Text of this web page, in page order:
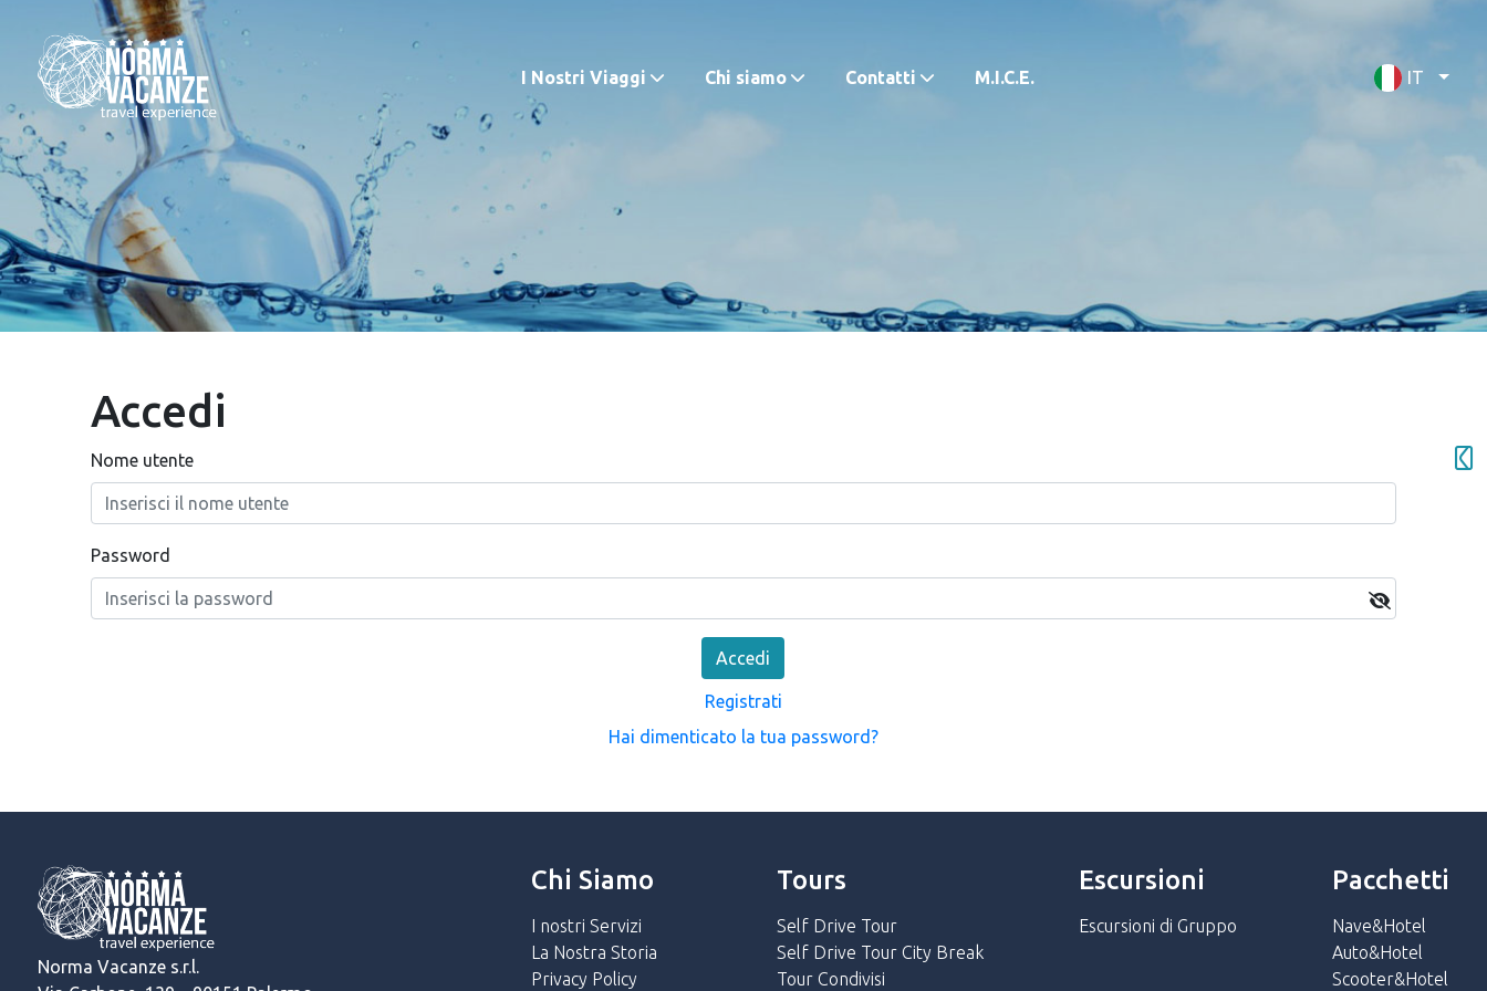
I Nostri Viaggi Chi siamo Contatti M.I.C.E. IT
Accedi
Nome utente
Password
Accedi
Registrati
Hai dimenticato la tua password?
Norma Vacanze s.r.l.
Chi Siamo
I nostri Servizi
La Nostra Storia
Privacy Policy
Tours
Self Drive Tour
Self Drive Tour City Break
Tour Condivisi
Escursioni
Escursioni di Gruppo
Pacchetti
Nave&Hotel
Auto&Hotel
Scooter&Hotel